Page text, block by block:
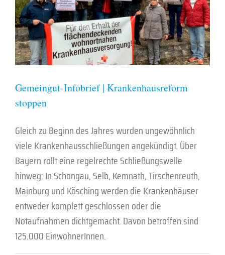
Gemeingut-Infobrief | Krankenhausreform
stoppen
Gleich zu Beginn des Jahres wurden ungewöhnlich
viele Krankenhausschließungen angekündigt. Über
Bayern rollt eine regelrechte Schließungswelle
hinweg: In Schongau, Selb, Kemnath, Tirschenreuth,
Mainburg und Kösching werden die Krankenhäuser
entweder komplett geschlossen oder die
Notaufnahmen dichtgemacht. Davon betroffen sind
125.000 EinwohnerInnen.